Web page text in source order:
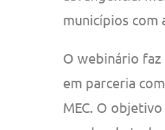
municípios com
O webinário faz
em parceria
MEC. O